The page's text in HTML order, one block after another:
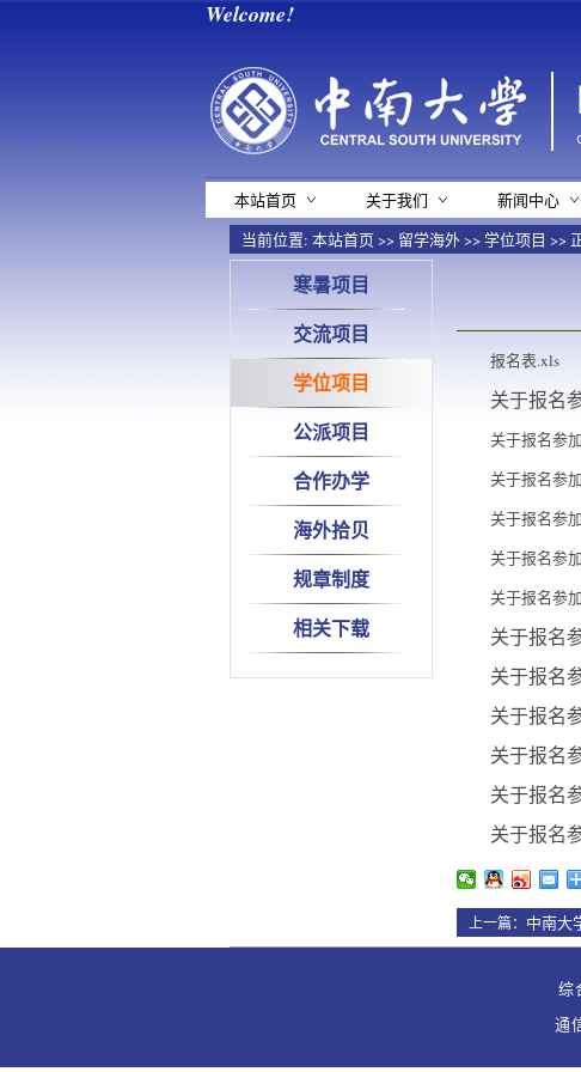
Welcome!
本站首页 关于我们 新闻中心
当前位置: 本站首页>> 留学海外>>学位项目 >>
寒暑项目
交流项目
学位项目
公派项目
合作办学
海外拾贝
规章制度
相关下载
报名表.xls
关于报名
关于报名参
关于报名参
关于报名参
关于报名参
关于报名参
关于报名
关于报名
关于报名
关于报名
关于报名
关于报名
上一篇： 中南大
综
通